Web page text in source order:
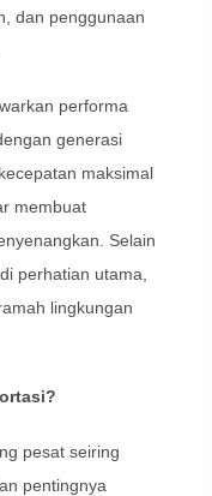
dan penggunaan
performa
generasi
maksimal
membuat
Selain
perhatian utama,
lingkungan
pesat seiring
pentingnya